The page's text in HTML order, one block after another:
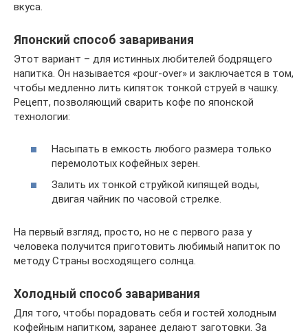
вкуса.
Японский способ заваривания
Этот вариант – для истинных любителей бодрящего
напитка. Он называется «pour-over» и заключается в том,
чтобы медленно лить кипяток тонкой струей в чашку.
Рецепт, позволяющий сварить кофе по японской
технологии:
Насыпать в емкость любого размера только
перемолотых кофейных зерен.
Залить их тонкой струйкой кипящей воды,
двигая чайник по часовой стрелке.
На первый взгляд, просто, но не с первого раза у
человека получится приготовить любимый напиток по
методу Страны восходящего солнца.
Холодный способ заваривания
Для того, чтобы порадовать себя и гостей холодным
кофейным напитком, заранее делают заготовки. За